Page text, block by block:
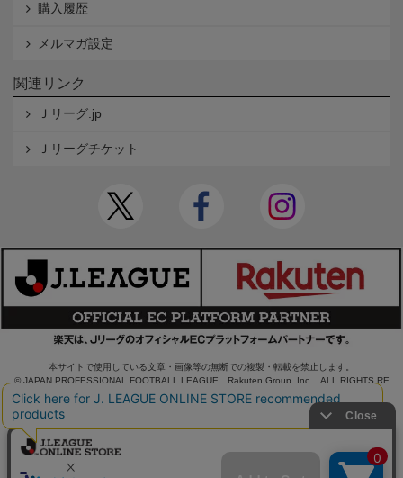
購入履歴
メルマガ設定
関連リンク
Ｊリーグ.jp
Ｊリーグチケット
本サイトで使用している文章・画像等の無断での複製・転載を禁止します。
© JAPAN PROFESSIONAL FOOTBALL LEAGUE Rakuten Group, Inc. ALL RIGHTS RE
SERVED.